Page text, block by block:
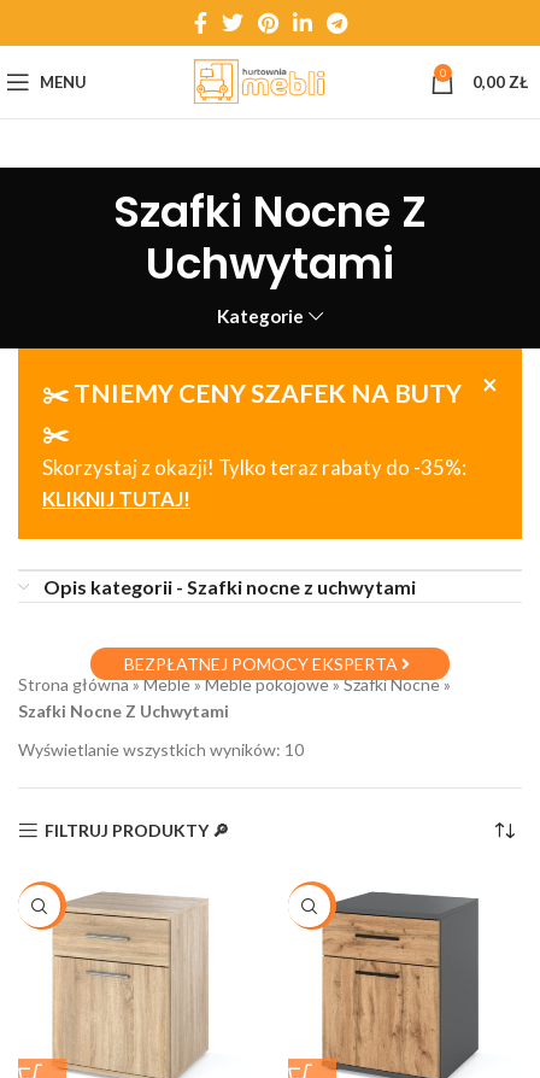
MENU 0 0,00 ZŁ
Szafki Nocne Z
Uchwytami
Kategorie
×
✂️ TNIEMY CENY SZAFEK NA BUTY
✂️
Skorzystaj z okazji! Tylko teraz rabaty do -35%:
KLIKNIJ TUTAJ!
Opis kategorii - Szafki nocne z uchwytami
BEZPŁATNEJ POMOCY EKSPERTA
Strona główna»Meble»Meble pokojowe»Szafki Nocne»
Szafki Nocne Z Uchwytami
Wyświetlanie wszystkich wyników: 10
FILTRUJ PRODUKTY 🔎
-21% -20%